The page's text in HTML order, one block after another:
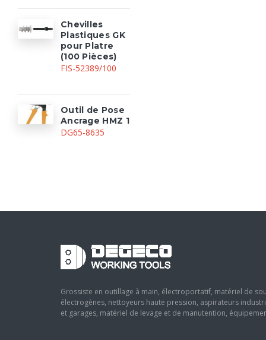
Chevilles
Plastiques GK
pour Platre
(100 Pièces)
FIS-52389/100
Outil de Pose
Ancrage HMZ 1
DG65-8635
Grossiste en outillage à main, électroportatif, matériel de
électrogènes, nettoyeurs haute pression, aspirateurs
et garages, matériel de levage et de manutention,